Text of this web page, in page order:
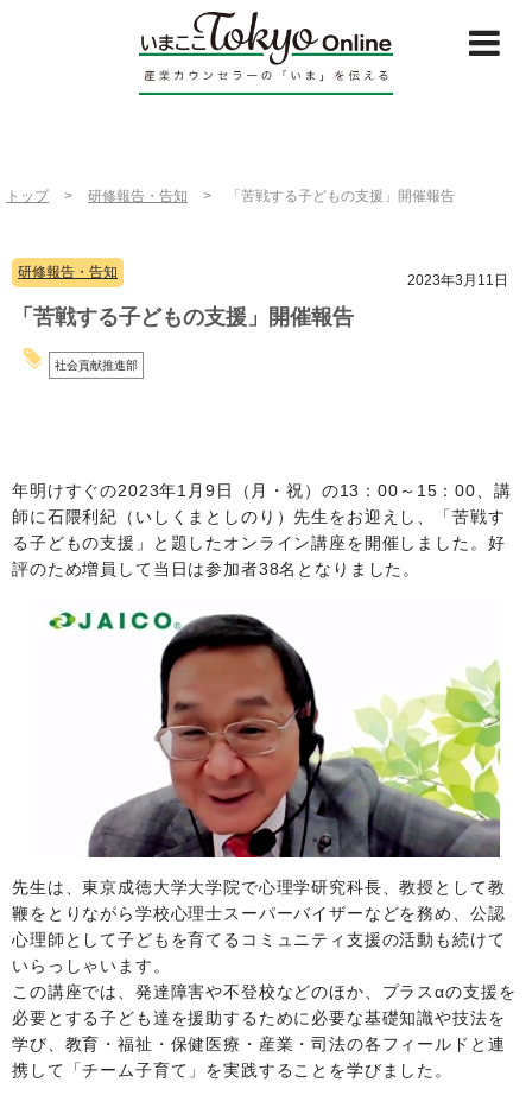
トップ > 研修報告・告知 > 「苦戦する子どもの支援」開催報告
研修報告・告知
「苦戦する子どもの支援」開催報告
2023年3月11日
社会貢献推進部
年明けすぐの2023年1月9日（月・祝）の13：00～15：00、講
師に石隈利紀（いしくまとしのり）先生をお迎えし、「苦戦す
る子どもの支援」と題したオンライン講座を開催しました。好
評のため増員して当日は参加者38名となりました。
先生は、東京成徳大学大学院で心理学研究科長、教授として教
鞭をとりながら学校心理士スーパーバイザーなどを務め、公認
心理師として子どもを育てるコミュニティ支援の活動も続けて
いらっしゃいます。
この講座では、発達障害や不登校などのほか、プラスαの支援を
必要とする子ども達を援助するために必要な基礎知識や技法を
学び、教育・福祉・保健医療・産業・司法の各フィールドと連
携して「チーム子育て」を実践することを学びました。